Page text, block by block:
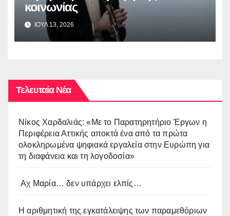
κοινωνίας
ΙΟΥΛ 13, 2026
Τελευταία Νέα
Νίκος Χαρδαλιάς: «Με το Παρατηρητήριο Έργων η
Περιφέρεια Αττικής αποκτά ένα από τα πρώτα
ολοκληρωμένα ψηφιακά εργαλεία στην Ευρώπη για
τη διαφάνεια και τη λογοδοσία»
Αχ Μαρία… δεν υπάρχει ελπίς…
Η αριθμητική της εγκατάλειψης των παραμεθόριων